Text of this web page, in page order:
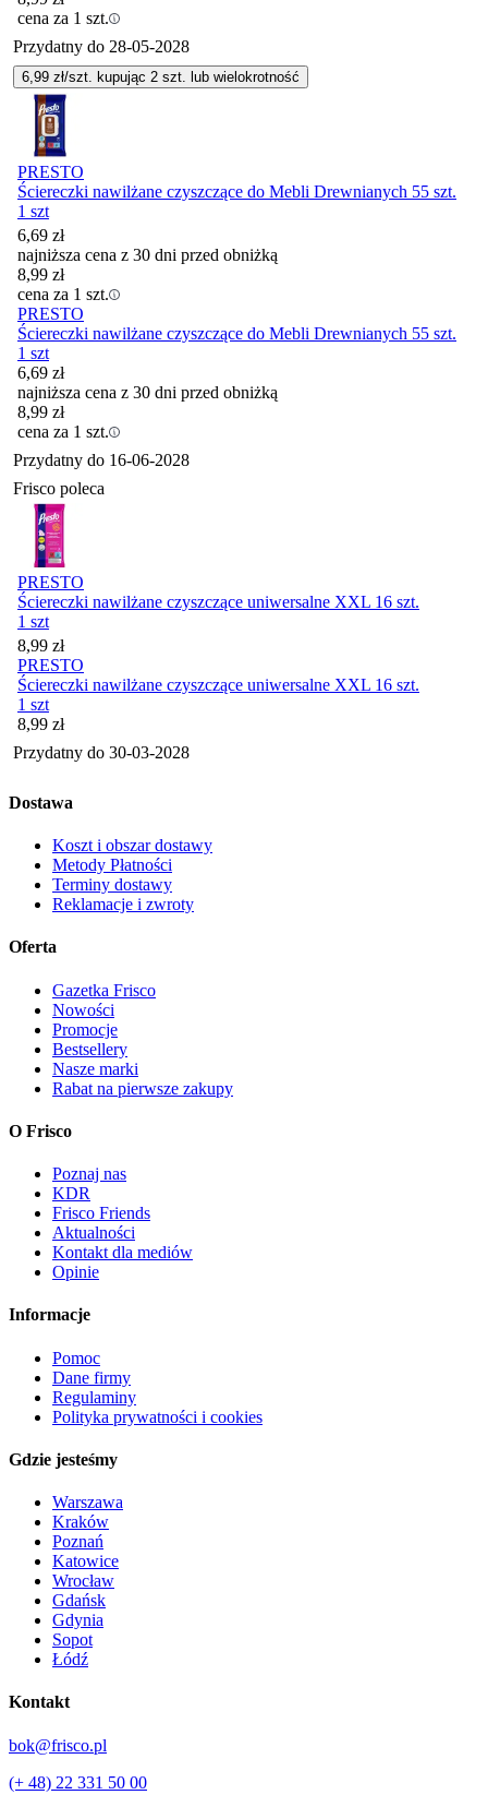
cena za 1 szt.
Przydatny do 28-05-2028
6,99 zł/szt. kupując 2 szt. lub wielokrotność
PRESTO
Ściereczki nawilżane czyszczące do Mebli Drewnianych 55 szt.
1 szt
6,69 zł
najniższa cena z 30 dni przed obniżką
8,99 zł
cena za 1 szt.
PRESTO
Ściereczki nawilżane czyszczące do Mebli Drewnianych 55 szt.
1 szt
6,69 zł
najniższa cena z 30 dni przed obniżką
8,99 zł
cena za 1 szt.
Przydatny do 16-06-2028
Frisco poleca
PRESTO
Ściereczki nawilżane czyszczące uniwersalne XXL 16 szt.
1 szt
Cena
8,99 zł
PRESTO
Ściereczki nawilżane czyszczące uniwersalne XXL 16 szt.
1 szt
Cena
8,99 zł
Przydatny do 30-03-2028
Dostawa
Koszt i obszar dostawy
Metody Płatności
Terminy dostawy
Reklamacje i zwroty
Oferta
Gazetka Frisco
Nowości
Promocje
Bestsellery
Nasze marki
Rabat na pierwsze zakupy
O Frisco
Poznaj nas
KDR
Frisco Friends
Aktualności
Kontakt dla mediów
Opinie
Informacje
Pomoc
Dane firmy
Regulaminy
Polityka prywatności i cookies
Gdzie jesteśmy
Warszawa
Kraków
Poznań
Katowice
Wrocław
Gdańsk
Gdynia
Sopot
Łódź
Kontakt
bok@frisco.pl
(+ 48) 22 331 50 00